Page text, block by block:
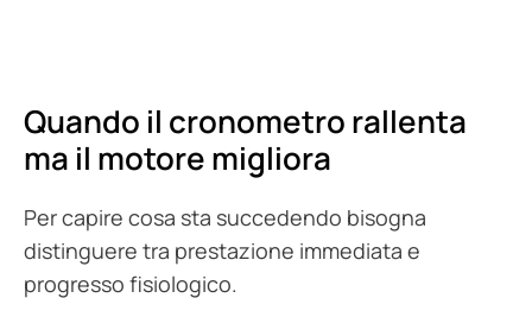
Quando il cronometro rallenta
ma il motore migliora
Per capire cosa sta succedendo bisogna
distinguere tra prestazione immediata e
progresso fisiologico.